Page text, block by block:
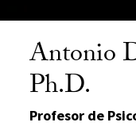
Antonio
Ph.D.
Profesor de